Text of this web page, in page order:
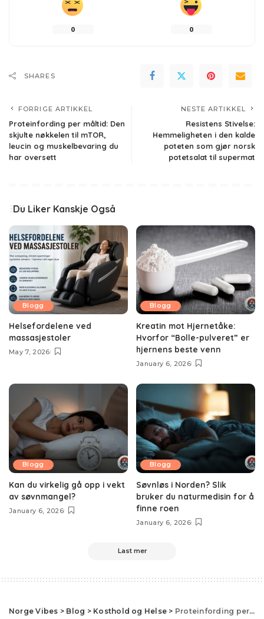
0 0
SHARES
FORRIGE ARTIKKEL
Proteinfording per måltid: Den
skjulte nøkkelen til mTOR,
leucin og muskelbevaring du
har oversett
NESTE ARTIKKEL
Resistens Stivelse:
Hemmeligheten i den kalde
poteten som gjør norsk
potetsalat til supermat
Du Liker Kanskje Også
Blogg
Helsefordelene ved
massasjestoler
May 7, 2026
Blogg
Kreatin mot Hjernetåke:
Hvorfor “Bolle-pulveret” er
hjernens beste venn
January 6, 2026
Blogg
Kan du virkelig gå opp i vekt
av søvnmangel?
January 6, 2026
Blogg
Søvnløs i Norden? Slik
bruker du naturmedisin for å
finne roen
January 6, 2026
Last mer
Norge Vibes > Blog > Kosthold og Helse > Proteinfording per måltid: Den skjulte nøkkelen til mTOR, leucin og muskelbevaring du har oversett